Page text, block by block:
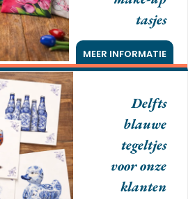
tasjes
MEER INFORMATIE
Delfts
blauwe
tegeltjes
voor onze
klanten